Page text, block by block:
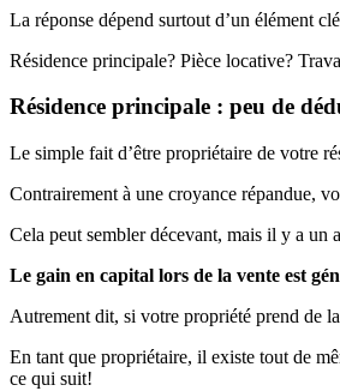
La réponse dépend surtout d’un élément
Résidence principale? Pièce locative?
Résidence principale : peu de
Le simple fait d’être propriétaire de votre
Contrairement à une croyance répandue,
Cela peut sembler décevant, mais il y a un
Le gain en capital lors de la vente est
Autrement dit, si votre propriété prend de
En tant que propriétaire, il existe tout de
ce qui suit!